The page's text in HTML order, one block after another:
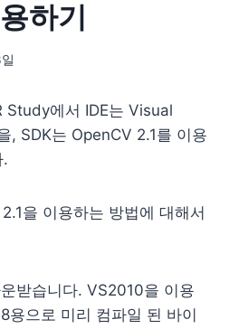
하기
Study에서 IDE는 Visual
, SDK는 OpenCV 2.1를 이용
.
을 이용하는 방법에 대해서
받습니다. VS2010을 이용
용으로 미리 컴파일 된 바이